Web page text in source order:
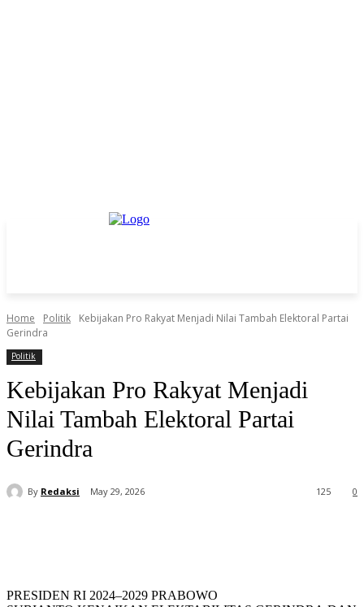
Home Politik
Kebijakan Pro Rakyat Menjadi Nilai Tambah Elektoral Partai
Gerindra
Politik
Kebijakan Pro Rakyat Menjadi
Nilai Tambah Elektoral Partai
Gerindra
By Redaksi May 29, 2026 0
125
PRESIDEN RI 2024–2029 PRABOWO